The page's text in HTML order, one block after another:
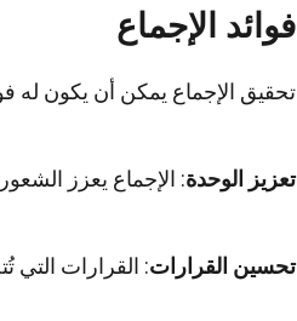
فوائد الإجماع
تحقيق الإجماع يمكن أن يكون له
تعزيز الوحدة: الإجماع يعزز الشعور
تحسين القرارات: القرارات التي